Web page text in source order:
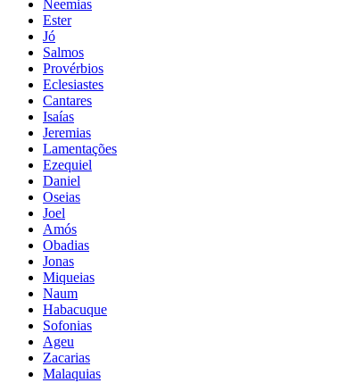
Neemias
Ester
Jó
Salmos
Provérbios
Eclesiastes
Cantares
Isaías
Jeremias
Lamentações
Ezequiel
Daniel
Oseias
Joel
Amós
Obadias
Jonas
Miqueias
Naum
Habacuque
Sofonias
Ageu
Zacarias
Malaquias